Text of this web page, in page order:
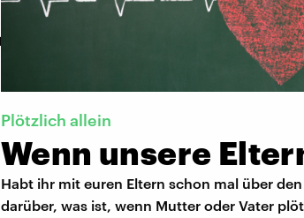
Plötzlich allein
Wenn unsere
Habt ihr mit euren Eltern schon mal über
darüber, was ist, wenn Mutter oder Vater